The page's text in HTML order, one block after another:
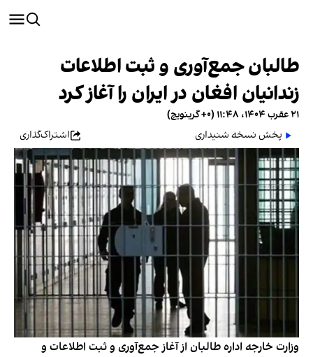
طالبان جمع‌آوری و ثبت اطلاعات
زندانیان افغان در ایران را آغاز کرد
۲۱ عقرب ۱۴۰۴، ۱۱:۴۸ (‎+۰ گرینویچ)
پخش نسخه شنیداری
اشتراک‌گذاری
وزارت خارجه اداره طالبان از آغاز جمع‌آوری و ثبت اطلاعات و